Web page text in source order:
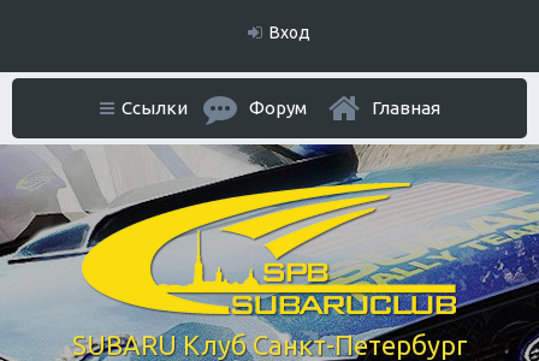
Вход
SUBARU Клуб Санкт-Петербург
Ссылки Форум Главная